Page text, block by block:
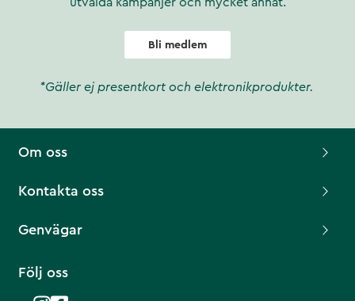
utvalda kampanjer och mycket annat.
Bli medlem
*Gäller ej presentkort och elektronikprodukter.
Om oss
Kontakta oss
Genvägar
Följ oss